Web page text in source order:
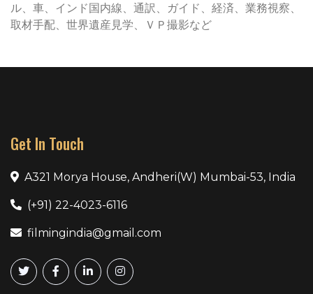
ル、車、インド国内線、通訳、ガイド、経済、業務視察、
取材手配、世界遺産見学、ＶＰ撮影など
Get In Touch
A321 Morya House, Andheri(W) Mumbai-53, India
(+91) 22-4023-6116
filmingindia@gmail.com